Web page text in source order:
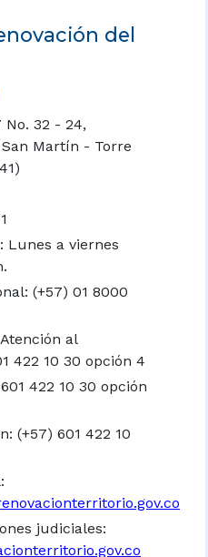
del
No. 32 - 24,
Martín - Torre
Lunes a viernes
(+57) 01 8000
al
422 10 30 opción 4
422 10 30 opción
(+57) 601 422 10
judiciales: